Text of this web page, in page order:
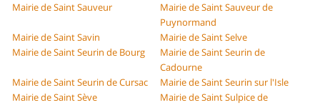
Mairie de Saint Sauveur
Mairie de Saint Sauveur de
Puynormand
Mairie de Saint Savin
Mairie de Saint Selve
Mairie de Saint Seurin de Bourg
Mairie de Saint Seurin de
Cadourne
Mairie de Saint Seurin de Cursac
Mairie de Saint Seurin sur l'Isle
Mairie de Saint Sève
Mairie de Saint Sulpice de